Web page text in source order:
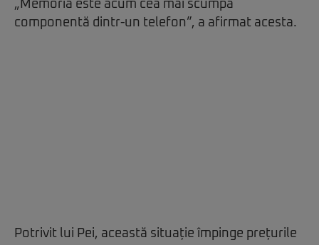
„Memoria este acum cea mai scumpă
componentă dintr-un telefon”, a afirmat acesta.
Potrivit lui Pei, această situație împinge prețurile